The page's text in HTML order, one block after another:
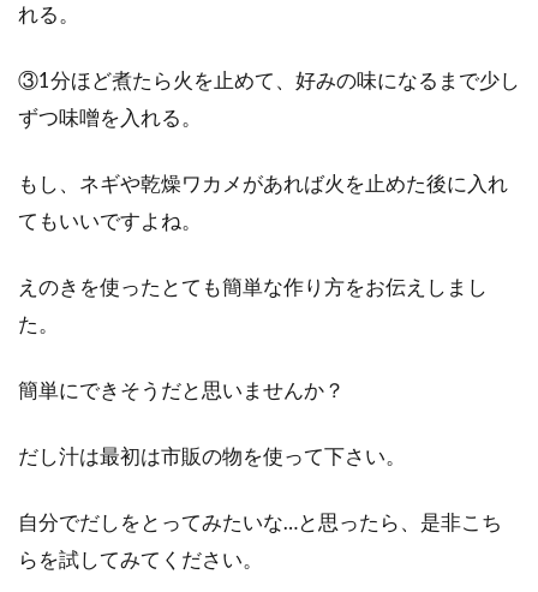
れる。
③1分ほど煮たら火を止めて、好みの味になるまで少し
ずつ味噌を入れる。
もし、ネギや乾燥ワカメがあれば火を止めた後に入れ
てもいいですよね。
えのきを使ったとても簡単な作り方をお伝えしまし
た。
簡単にできそうだと思いませんか？
だし汁は最初は市販の物を使って下さい。
自分でだしをとってみたいな…と思ったら、是非こち
らを試してみてください。